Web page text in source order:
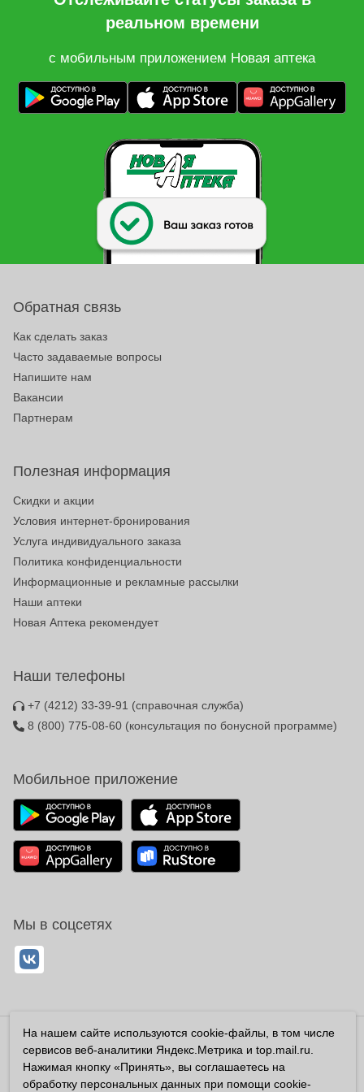
реальном времени
с мобильным приложением Новая аптека
Обратная связь
Как сделать заказ
Часто задаваемые вопросы
Напишите нам
Вакансии
Партнерам
Полезная информация
Скидки и акции
Условия интернет-бронирования
Услуга индивидуального заказа
Политика конфиденциальности
Информационные и рекламные рассылки
Наши аптеки
Новая Аптека рекомендует
Наши телефоны
+7 (4212) 33-39-91 (справочная служба)
8 (800) 775-08-60 (консультация по бонусной программе)
Мобильное приложение
Мы в соцсетях
Владелец сайта ООО «Суперфарма» ОГРН 1032700302194
Все права защищены ©2026
На нашем сайте используются cookie-файлы, в том числе
сервисов веб-аналитики Яндекс.Метрика и top.mail.ru.
Нажимая кнопку «Принять», вы соглашаетесь на
обработку персональных данных при помощи cookie-